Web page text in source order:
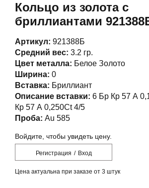
Кольцо из золота с
бриллиантами
Артикул: 921388Б
Средний вес: 3.2 гр.
Цвет металла: Белое Золото
Ширина: 0
Вставка: Бриллиант
Описание вставки: 6 Бр Кр 57 А
Кр 57 А 0,250Ct 4/5
Проба: Au 585
Войдите, чтобы увидеть цену.
Регистрация / Вход
Цена актуальна при заказе от 3 штук